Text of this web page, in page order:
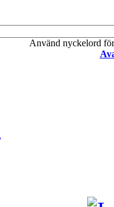
Använd nyckelord